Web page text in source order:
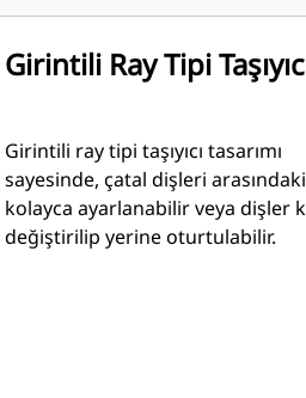
Girintili Ray Tipi
Girintili ray tipi taşıyıcı tasarımı
sayesinde, çatal dişleri
kolayca ayarlanabilir veya dişler
değiştirilip yerine oturtulabilir.